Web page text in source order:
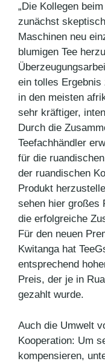
„Die Kollegen
zunächst
Maschinen neu
blumigen Tee
ein tolles Ergebnis
in den meisten
sehr kräftiger,
Durch die
Teefachhändler
für die
der ruandischen
Produkt
sehen hier großes
die erfolgreiche
Für den neuen
Kwitanga hat
entsprechend
Preis, der je in
gezahlt wurde.
Auch die Umwelt
Kooperation: Um
kompensieren,